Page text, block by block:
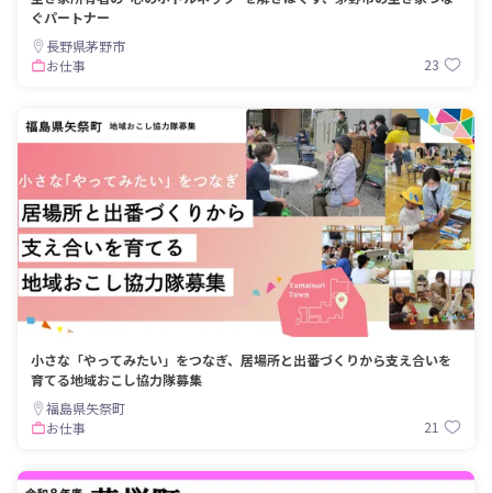
ぐパートナー
長野県茅野市
お仕事
23
小さな「やってみたい」をつなぎ、居場所と出番づくりから支え合いを
育てる地域おこし協力隊募集
福島県矢祭町
お仕事
21